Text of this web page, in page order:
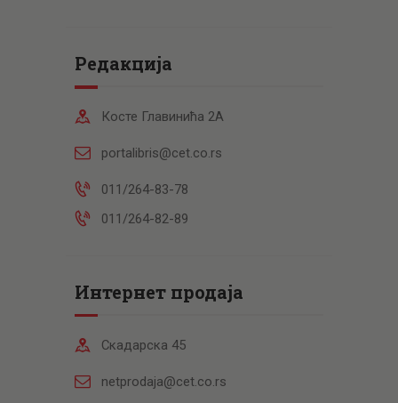
Редакција
Косте Главинића 2А
portalibris@cet.co.rs
011/264-83-78
011/264-82-89
Интернет продаја
Скадарска 45
netprodaja@cet.co.rs